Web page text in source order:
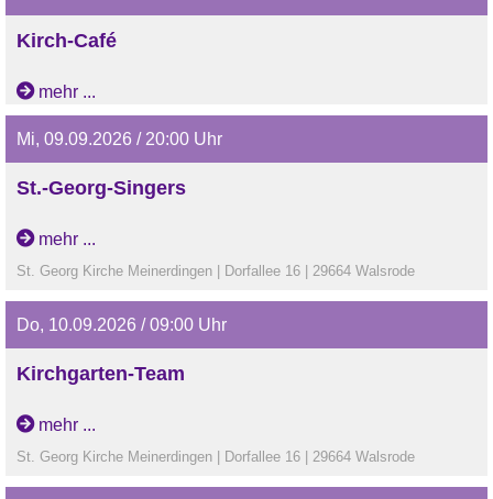
Kirch-Café
mehr ...
Mi, 09.09.2026 / 20:00 Uhr
St.-Georg-Singers
mehr ...
St. Georg Kirche Meinerdingen | Dorfallee 16 | 29664 Walsrode
Do, 10.09.2026 / 09:00 Uhr
Kirchgarten-Team
mehr ...
St. Georg Kirche Meinerdingen | Dorfallee 16 | 29664 Walsrode